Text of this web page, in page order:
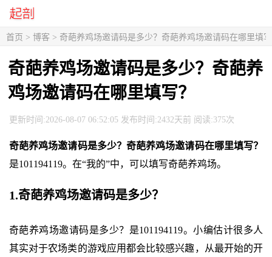
首页 > 博客 > 奇葩养鸡场邀请码是多少？奇葩养鸡场邀请码在哪里填
奇葩养鸡场邀请码是多少？奇葩养
鸡场邀请码在哪里填写？
更新时间:2026-08-07 06:52:05 发布时间:2432天前 阅读:375次
奇葩养鸡场邀请码是多少？奇葩养鸡场邀请码在哪里填写？
是101194119。在“我的”中，可以填写奇葩养鸡场。
1.奇葩养鸡场邀请码是多少？
奇葩养鸡场邀请码是多少？是101194119。小编估计很多人
其实对于农场类的游戏应用都会比较感兴趣，从最开始的开